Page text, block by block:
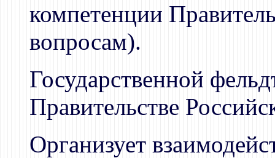
компетенции
вопросам).
Государственной
Правительстве
Организует